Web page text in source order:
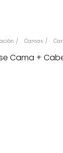
Camas
Cama +